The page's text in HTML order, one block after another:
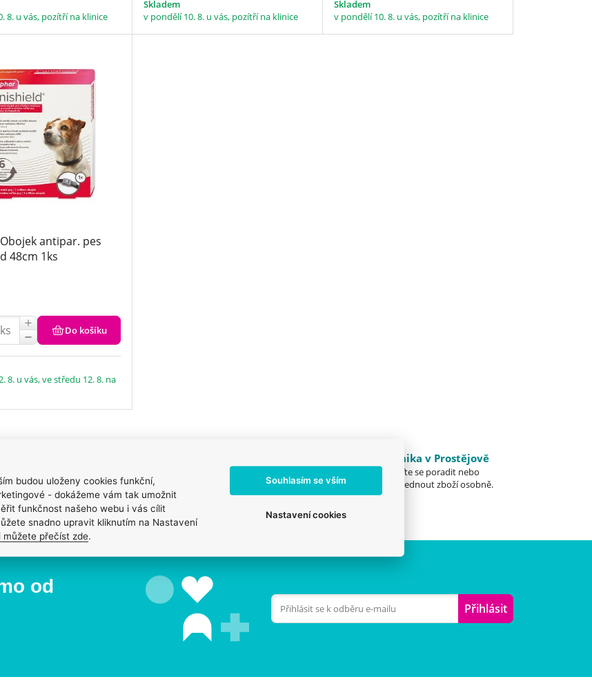
8. u vás, pozítří na klinice
Skladem
v pondělí 10. 8. u vás, pozítří na klinice
Skladem
v pondělí 10. 8. u vás, pozítří na klinice
antipar. pes
48cm 1ks
ks Do košíku
8. u vás, ve středu 12. 8. na
Zdravé zvíře a spokojenost je
na prvním místě.
Klinika v Prostějově
Přijďte se poradit nebo
vyzvednout zboží osobně.
od
Přihlásit
budou uloženy cookies funkční,
- dokážeme vám tak umožnit
funkčnost našeho webu i vás cílit
snadno upravit kliknutím na Nastavení
můžete přečíst zde.
Souhlasím se vším
Nastavení cookies